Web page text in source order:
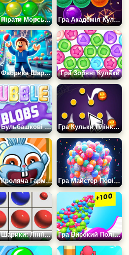
Гра Пірати Морських Бульбашок Гра Академія Кульок
Гра Фабрика Шариків 3Д Гра Зоряні Кульки
Гра Бульбашкові Краплі Гра Кульки Плінко Асоціація
Гра Кроляча Гармата Гра Майстер Повітряних Куль: Лопни всі Кульки
Гра Шарики: Лінії 98 Гра Високий Політ Шариків